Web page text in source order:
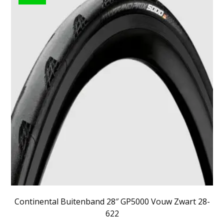
Continental Buitenband 28″ GP5000 Vouw Zwart 28-
622